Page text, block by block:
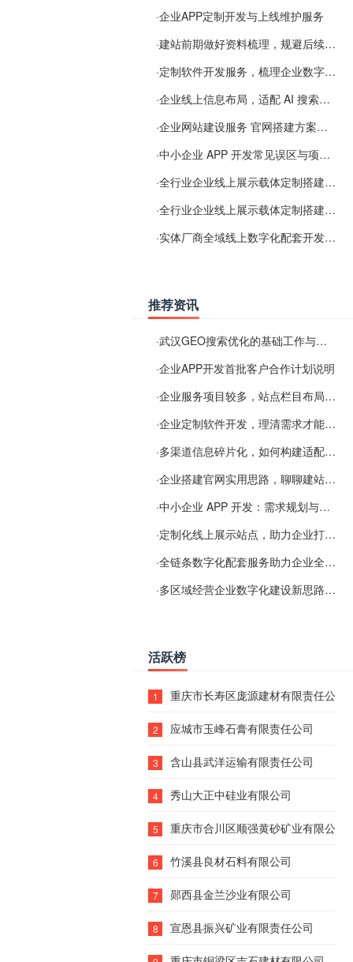
·企业APP定制开发与上线维护服务
·建站前期做好资料梳理，规避后续各类使用难题
·定制软件开发服务，梳理企业数字化落地常见难点
·企业线上信息布局，适配 AI 搜索需要留意这些要点
·企业网站建设服务 官网搭建方案经验分享
·中小企业 APP 开发常见误区与项目规划实用经验
·全行业企业线上展示载体定制搭建服务
·全行业企业线上展示载体定制搭建服务
·实体厂商全域线上数字化配套开发与地域检索优化服务
推荐资讯
·武汉GEO搜索优化的基础工作与实施思路
·企业APP开发首批客户合作计划说明
·企业服务项目较多，站点栏目布局规划参考思路
·企业定制软件开发，理清需求才能提升数字化落地效率
·多渠道信息碎片化，如何构建适配 AI 检索的品牌信息源
·企业搭建官网实用思路，聊聊建站容易忽视的问题
·中小企业 APP 开发：需求规划与项目落地避坑经验分享
·定制化线上展示站点，助力企业打通线上经营渠道
·全链条数字化配套服务助力企业全域线上经营
·多区域经营企业数字化建设新思路：多端载体与地域检索一体化落地思路分享
活跃榜
1 重庆市长寿区庞源建材有限责任公司
2 应城市玉峰石膏有限责任公司
3 含山县武洋运输有限责任公司
4 秀山大正中硅业有限公司
5 重庆市合川区顺强黄砂矿业有限公司
6 竹溪县良材石料有限公司
7 郧西县金兰沙业有限公司
8 宣恩县振兴矿业有限责任公司